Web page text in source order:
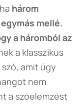
három
mellé.
a háromból az
a klasszikus
amit úgy
nem
a szóelemzést